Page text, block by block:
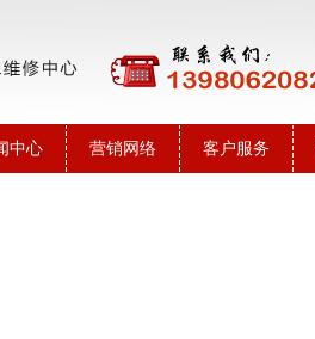
中心 营销网络 客户服务